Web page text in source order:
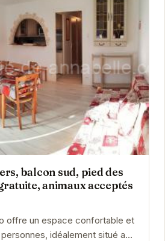
balcon sud, pied des
animaux acceptés
offre un espace confortable et
idéalement situé au